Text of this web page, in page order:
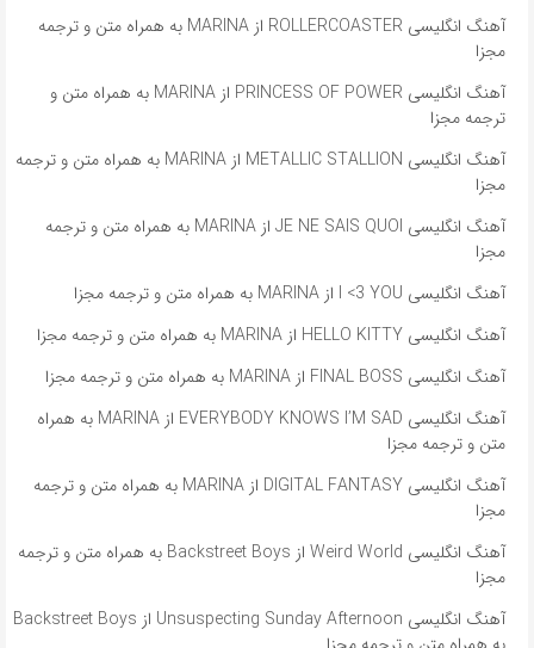
آهنگ انگلیسی ROLLERCOASTER از MARINA به همراه متن و ترجمه
مجزا
آهنگ انگلیسی PRINCESS OF POWER از MARINA به همراه متن و
ترجمه مجزا
آهنگ انگلیسی METALLIC STALLION از MARINA به همراه متن و ترجمه
مجزا
آهنگ انگلیسی JE NE SAIS QUOI از MARINA به همراه متن و ترجمه
مجزا
آهنگ انگلیسی I <3 YOU از MARINA به همراه متن و ترجمه مجزا
آهنگ انگلیسی HELLO KITTY از MARINA به همراه متن و ترجمه مجزا
آهنگ انگلیسی FINAL BOSS از MARINA به همراه متن و ترجمه مجزا
آهنگ انگلیسی EVERYBODY KNOWS I’M SAD از MARINA به همراه
متن و ترجمه مجزا
آهنگ انگلیسی DIGITAL FANTASY از MARINA به همراه متن و ترجمه
مجزا
آهنگ انگلیسی Weird World از Backstreet Boys به همراه متن و ترجمه
مجزا
آهنگ انگلیسی Unsuspecting Sunday Afternoon از Backstreet Boys